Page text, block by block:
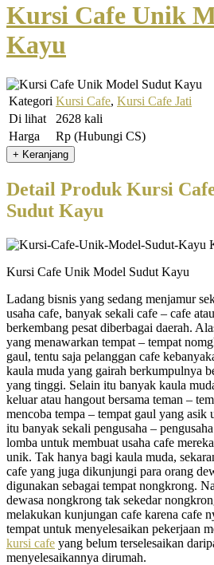
Kursi Cafe Unik
Kayu
Kategori Kursi Cafe, Kursi Cafe Jati
Di lihat
2628 kali
Harga
Rp (Hubungi CS)
Detail Produk Kursi
Sudut Kayu
Kursi Cafe Unik Model Sudut Kayu
Ladang bisnis yang sedang menjamur
usaha cafe, banyak sekali cafe – cafe
berkembang pesat diberbagai daerah.
yang menawarkan tempat – tempat
gaul, tentu saja pelanggan cafe
kaula muda yang gairah berkumpulnya
yang tinggi. Selain itu banyak kaula
keluar atau hangout bersama teman –
mencoba tempa – tempat gaul yang
itu banyak sekali pengusaha –
lomba untuk membuat usaha cafe
unik. Tak hanya bagi kaula muda,
cafe yang juga dikunjungi para orang
digunakan sebagai tempat nongkrong.
dewasa nongkrong tak sekedar
melakukan kunjungan cafe karena cafe
tempat untuk menyelesaikan pekerjaan
kursi cafe yang belum terselesaikan
menyelesaikannya dirumah.